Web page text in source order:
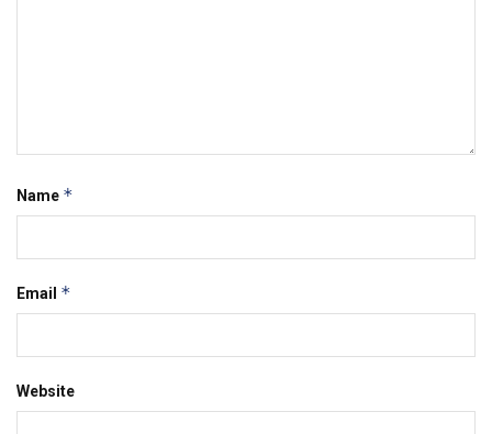
Name *
Email *
Website